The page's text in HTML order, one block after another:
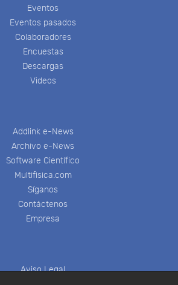
Eventos
Eventos pasados
Colaboradores
Encuestas
Descargas
Videos
Addlink e-News
Archivo e-News
Software Científico
Multifisica.com
Síganos
Contáctenos
Empresa
Aviso Legal